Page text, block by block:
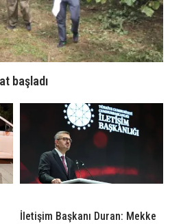
başladı
İletişim Başkanı Duran: Mekke